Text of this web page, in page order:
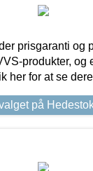
prisgaranti og
produkter, og
her for at se
på